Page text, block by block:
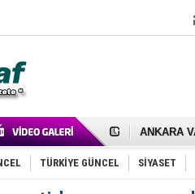
Samet
FAİZ
TÜRKİYE GÜNCEL SİYASET